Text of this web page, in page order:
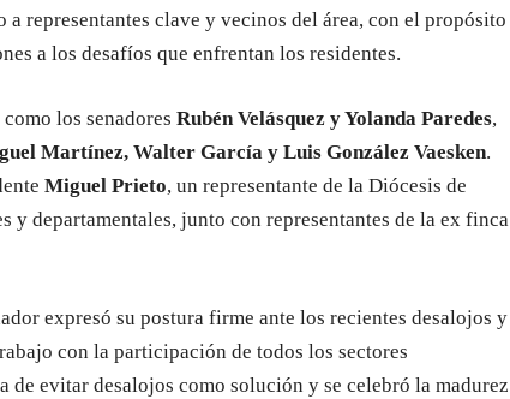
a representantes clave y vecinos del área, con el propósito
a los desafíos que enfrentan los residentes.
los senadores Rubén Velásquez y Yolanda Paredes,
Martínez, Walter García y Luis González Vaesken.
Miguel Prieto, un representante de la Diócesis de
y departamentales, junto con representantes de la ex finca
expresó su postura firme ante los recientes desalojos y
con la participación de todos los sectores
de evitar desalojos como solución y se celebró la madurez